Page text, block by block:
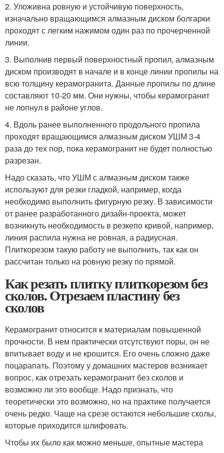
2. Уложивна ровную и устойчивую поверхность,
изначально вращающимся алмазным диском болгарки
проходят с легким нажимом один раз по прочерченной
линии.
3. Выполнив первый поверхностный пропил, алмазным
диском производят в начале и в конце линии пропилы на
всю толщину керамогранита. Данные пропилы по длине
составляют 10-20 мм. Они нужны, чтобы керамогранит
не лопнул в районе углов.
4. Вдоль ранее выполненного продольного пропила
проходят вращающимся алмазным диском УШМ 3-4
раза до тех пор, пока керамогранит не будет полностью
разрезан.
Надо сказать, что УШМ с алмазным диском также
используют для резки гладкой, например, когда
необходимо выполнить фигурную резку. В зависимости
от ранее разработанного дизайн-проекта, может
возникнуть необходимость в резкепо кривой, например,
линия распила нужна не ровная, а радиусная.
Плиткорезом такую работу не выполнить, так как он
рассчитан только на ровную резку по прямой.
Как резать плитку плиткорезом без
сколов. Отрезаем пластину без
сколов
Керамогранит относится к материалам повышенной
прочности. В нем практически отсутствуют поры, он не
впитывает воду и не крошится. Его очень сложно даже
поцарапать. Поэтому у домашних мастеров возникает
вопрос, как отрезать керамогранит без сколов и
возможно ли это вообще. Надо признать, что
теоретически это возможно, но на практике получается
очень редко. Чаще на срезе остаются небольшие сколы,
которые приходится шлифовать.
Чтобы их было как можно меньше, опытные мастера